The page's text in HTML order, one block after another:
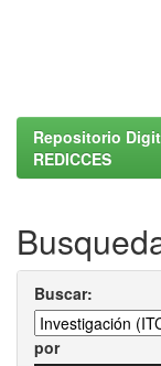
Repositorio
REDICCES
Buscar:
por